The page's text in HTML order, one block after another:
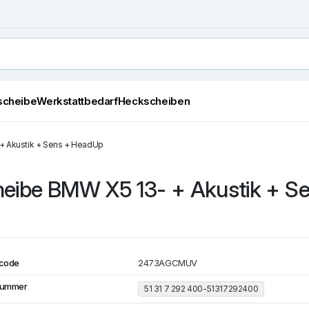
WerkstattbedarfHeckscheiben
Akustik + Sens + HeadUp
BMW X5 13- + Akustik +
2473AGCMUV
51 31 7 292 400-51317292400